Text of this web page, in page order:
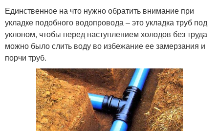
Единственное на что нужно обратить внимание при
укладке подобного водопровода – это укладка труб под
уклоном, чтобы перед наступлением холодов без труда
можно было слить воду во избежание ее замерзания и
порчи труб.